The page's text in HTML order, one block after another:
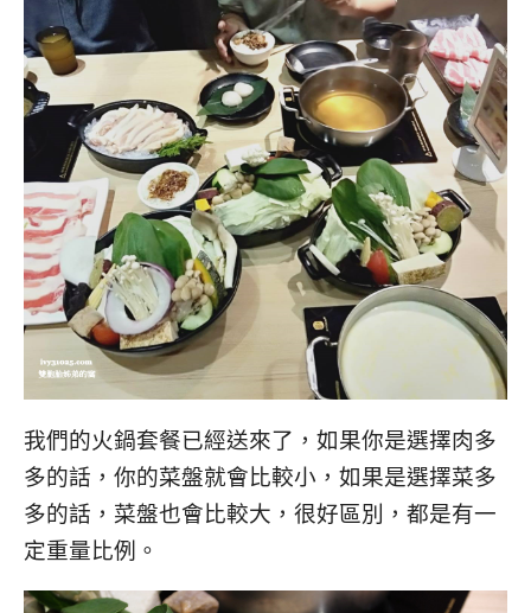
我們的火鍋套餐已經送來了，如果你是選擇肉多
多的話，你的菜盤就會比較小，如果是選擇菜多
多的話，菜盤也會比較大，很好區別，都是有一
定重量比例。